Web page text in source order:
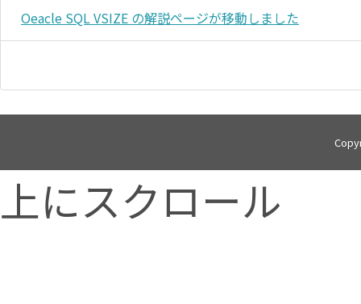
Oeacle SQL VSIZE の解説ページが移動しました
上にスクロール